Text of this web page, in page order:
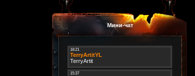
Мини-чат